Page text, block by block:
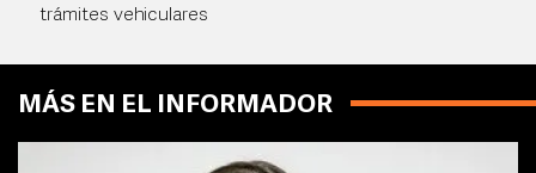
trámites vehiculares
MÁS EN EL INFORMADOR